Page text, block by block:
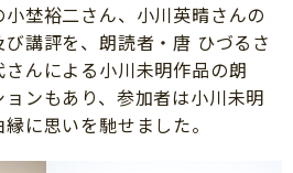
埜裕二さん、小川英晴さんの
講評を、朗読者・唐 ひづるさ
んによる小川未明作品の朗
ンもあり、参加者は小川未明
に思いを馳せました。